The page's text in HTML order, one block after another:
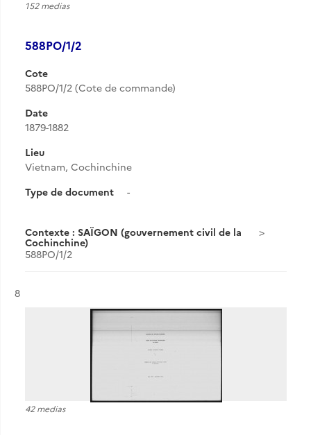
152 medias
588PO/1/2
Cote
588PO/1/2 (Cote de commande)
Date
1879-1882
Lieu
Vietnam, Cochinchine
Type de document
-
Contexte : SAÏGON (gouvernement civil de la
Cochinchine)
588PO/1/2
Résultat n°
8
42 medias